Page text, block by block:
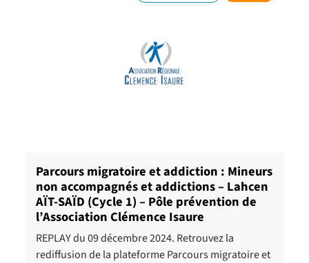
Parcours migratoire et addiction : Mineurs
non accompagnés et addictions – Lahcen
AÏT-SAÏD (Cycle 1) – Pôle prévention de
l’Association Clémence Isaure
REPLAY du 09 décembre 2024. Retrouvez la
rediffusion de la plateforme Parcours migratoire et